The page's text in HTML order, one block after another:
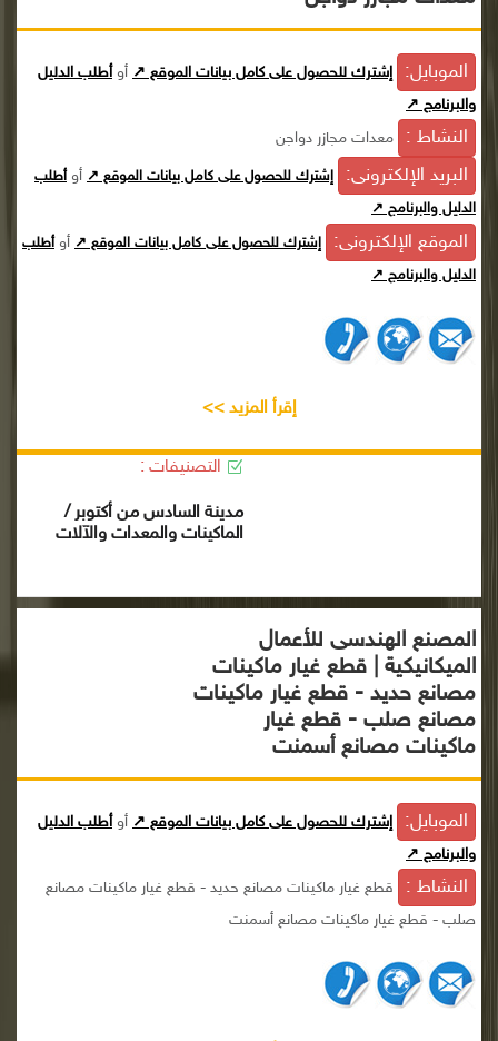
الموبايل: إشترك للحصول على كامل بيانات الموقع ↗ أوأطلب الدليل
والبرنامج ↗
النشاط : معدات مجازر دواجن
البريد الإلكترونى: إشترك للحصول على كامل بيانات الموقع ↗ أوأطلب
الدليل والبرنامج ↗
الموقع الإلكترونى: إشترك للحصول على كامل بيانات الموقع ↗ أوأطلب
الدليل والبرنامج ↗
إقرأ المزيد >>
التصنيفات :
مدينة السادس من أكتوبر /
الماكينات والمعدات والآلات
المصنع الهندسى للأعمال
الميكانيكية | قطع غيار ماكينات
مصانع حديد - قطع غيار ماكينات
مصانع صلب - قطع غيار
ماكينات مصانع أسمنت
الموبايل: إشترك للحصول على كامل بيانات الموقع ↗ أوأطلب الدليل
والبرنامج ↗
النشاط :
قطع غيار ماكينات مصانع حديد - قطع غيار ماكينات مصانع
صلب - قطع غيار ماكينات مصانع أسمنت